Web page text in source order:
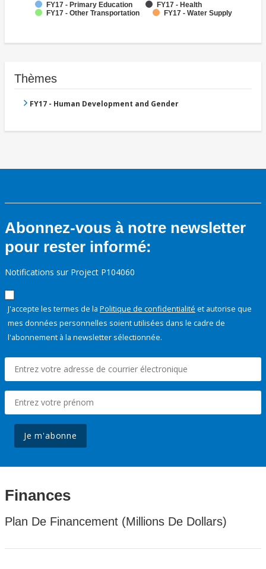
FY17 - Primary Education
FY17 - Health
FY17 - Other Transportation
FY17 - Water Supply
Thèmes
FY17 - Human Development and Gender
Abonnez-vous à notre newsletter
pour rester informé:
Notifications sur Project P104060
J'accepte les termes de la Politique de confidentialité et autorise que
mes données personnelles soient utilisées dans le cadre de
l'abonnement à la newsletter sélectionnée.
Je m'abonne
Finances
Plan De Financement (Millions De Dollars)